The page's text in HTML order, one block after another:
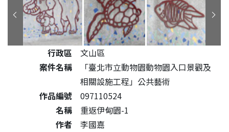
公共藝術作品詳細資料
行政區
文山區
案件名稱
「臺北市立動物園動物園入口景觀及
相關設施工程」公共藝術
作品編號
097110524
名稱
重返伊甸園-1
作者
李國嘉